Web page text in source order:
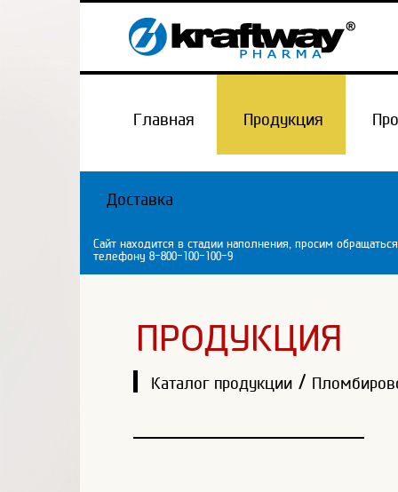
Главная Продукция
Доставка
Сайт находится в стадии наполнения, просим
телефону 8-800-100-100-9
ПРОДУКЦИЯ
Каталог продукции /